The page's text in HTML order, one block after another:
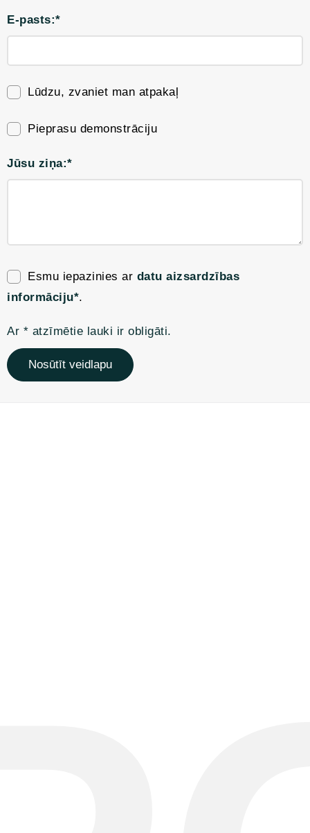
E-pasts:*
Lūdzu, zvaniet man atpakaļ
Pieprasu demonstrāciju
Jūsu ziņa:*
Esmu iepazinies ar datu aizsardzības
informāciju*.
Ar * atzīmētie lauki ir obligāti.
Nosūtīt veidlapu